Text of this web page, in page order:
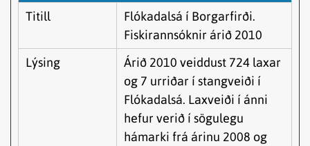
Titill
Flókadalsá í Borgarfirði.
Fiskirannsóknir árið 2010
Lýsing
Árið 2010 veiddust 724 laxar
og 7 urriðar í stangveiði í
Flókadalsá. Laxveiði í ánni
hefur verið í sögulegu
hámarki frá árinu 2008 og